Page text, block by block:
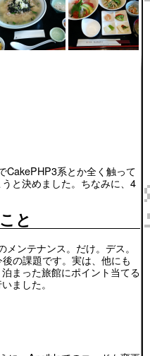
CakePHP3系とか全く触って
と決めました。ちなみに、4
と
ンテナンス。だけ。デス。
の課題です。実は、他にも
まった旅館にポイント当てる
ました。